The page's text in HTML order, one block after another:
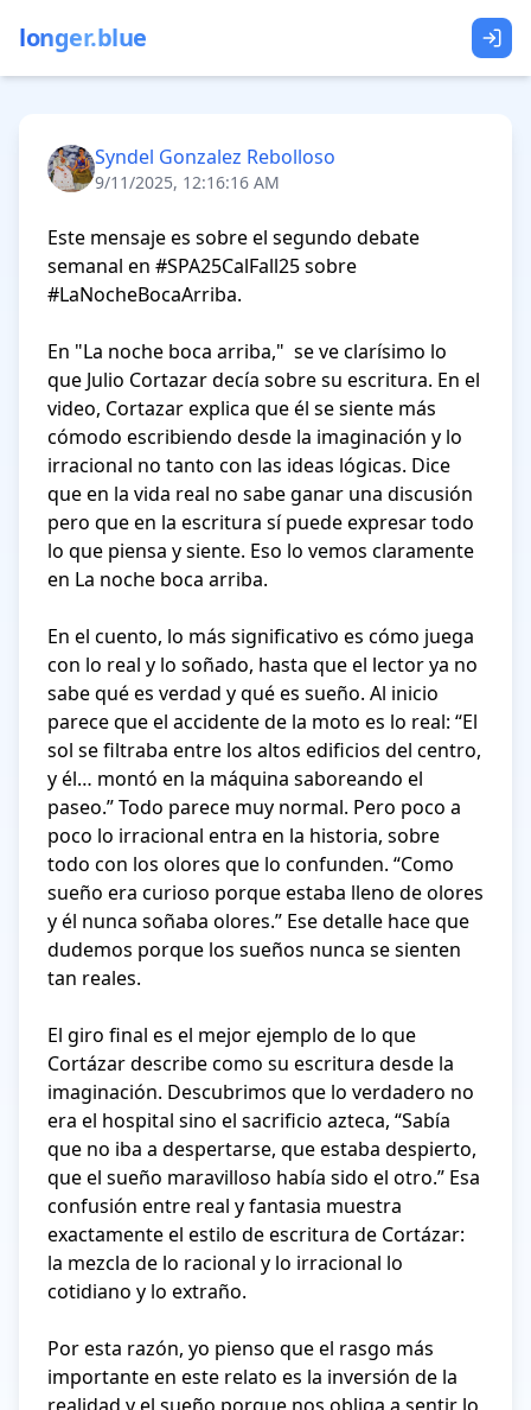
longer.blue
Syndel Gonzalez Rebolloso
9/11/2025, 12:16:16 AM
Este mensaje es sobre el segundo debate
semanal en #SPA25CalFall25 sobre
#LaNocheBocaArriba.
En "La noche boca arriba,"  se ve clarísimo lo
que Julio Cortazar decía sobre su escritura. En el
video, Cortazar explica que él se siente más
cómodo escribiendo desde la imaginación y lo
irracional no tanto con las ideas lógicas. Dice
que en la vida real no sabe ganar una discusión
pero que en la escritura sí puede expresar todo
lo que piensa y siente. Eso lo vemos claramente
en La noche boca arriba.
En el cuento, lo más significativo es cómo juega
con lo real y lo soñado, hasta que el lector ya no
sabe qué es verdad y qué es sueño. Al inicio
parece que el accidente de la moto es lo real: “El
sol se filtraba entre los altos edificios del centro,
y él… montó en la máquina saboreando el
paseo.” Todo parece muy normal. Pero poco a
poco lo irracional entra en la historia, sobre
todo con los olores que lo confunden. “Como
sueño era curioso porque estaba lleno de olores
y él nunca soñaba olores.” Ese detalle hace que
dudemos porque los sueños nunca se sienten
tan reales.
El giro final es el mejor ejemplo de lo que
Cortázar describe como su escritura desde la
imaginación. Descubrimos que lo verdadero no
era el hospital sino el sacrificio azteca, “Sabía
que no iba a despertarse, que estaba despierto,
que el sueño maravilloso había sido el otro.” Esa
confusión entre real y fantasia muestra
exactamente el estilo de escritura de Cortázar:
la mezcla de lo racional y lo irracional lo
cotidiano y lo extraño.
Por esta razón, yo pienso que el rasgo más
importante en este relato es la inversión de la